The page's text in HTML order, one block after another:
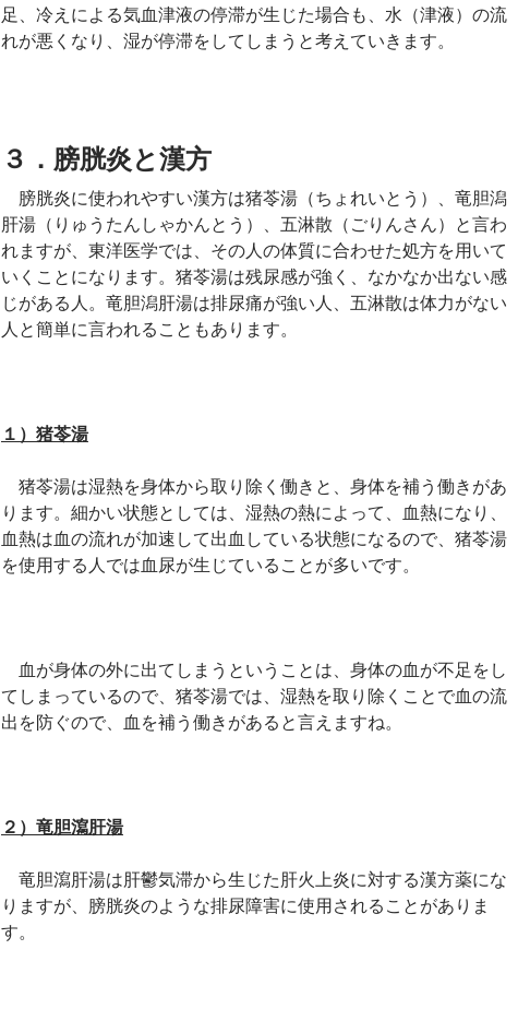
足、冷えによる気血津液の停滞が生じた場合も、水（津液）の流
れが悪くなり、湿が停滞をしてしまうと考えていきます。
３．膀胱炎と漢方
膀胱炎に使われやすい漢方は猪苓湯（ちょれいとう）、竜胆潟
肝湯（りゅうたんしゃかんとう）、五淋散（ごりんさん）と言わ
れますが、東洋医学では、その人の体質に合わせた処方を用いて
いくことになります。猪苓湯は残尿感が強く、なかなか出ない感
じがある人。竜胆潟肝湯は排尿痛が強い人、五淋散は体力がない
人と簡単に言われることもあります。
１）猪苓湯
猪苓湯は湿熱を身体から取り除く働きと、身体を補う働きがあ
ります。細かい状態としては、湿熱の熱によって、血熱になり、
血熱は血の流れが加速して出血している状態になるので、猪苓湯
を使用する人では血尿が生じていることが多いです。
血が身体の外に出てしまうということは、身体の血が不足をし
てしまっているので、猪苓湯では、湿熱を取り除くことで血の流
出を防ぐので、血を補う働きがあると言えますね。
２）竜胆瀉肝湯
竜胆瀉肝湯は肝鬱気滞から生じた肝火上炎に対する漢方薬にな
りますが、膀胱炎のような排尿障害に使用されることがありま
す。